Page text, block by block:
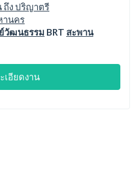
ง ปริญาตรี
านคร
วัฒนธรรม BRT สะพาน
เอียดงาน